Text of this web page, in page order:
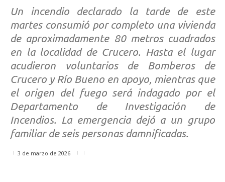
Un incendio declarado la tarde de este
martes consumió por completo una vivienda
de aproximadamente 80 metros cuadrados
en la localidad de Crucero. Hasta el lugar
acudieron voluntarios de Bomberos de
Crucero y Río Bueno en apoyo, mientras que
el origen del fuego será indagado por el
Departamento de Investigación de
Incendios. La emergencia dejó a un grupo
familiar de seis personas damnificadas.
3 de marzo de 2026